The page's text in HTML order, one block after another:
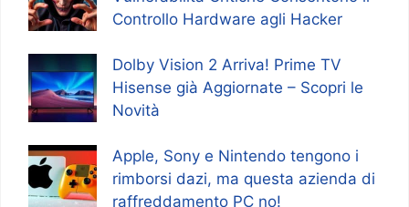
Controllo Hardware agli Hacker
Dolby Vision 2 Arriva! Prime TV
Hisense già Aggiornate – Scopri le
Novità
Apple, Sony e Nintendo tengono i
rimborsi dazi, ma questa azienda di
raffreddamento PC no!